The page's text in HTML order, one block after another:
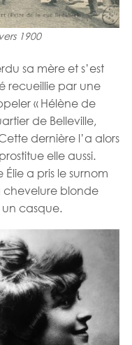
1900
sa mère et s’est
recueillie par une
« Hélène de
de Belleville,
dernière l’a alors
elle aussi.
a pris le surnom
chevelure blonde
casque.